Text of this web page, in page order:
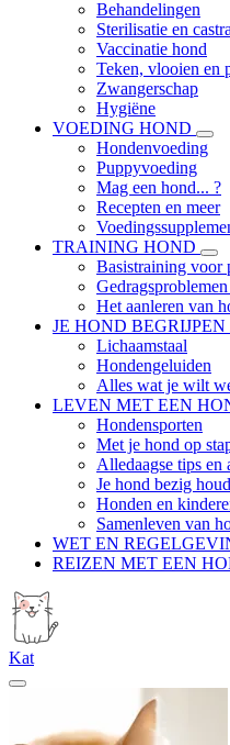
Behandelingen
Sterilisatie en
Vaccinatie hond
Teken, vlooien en
Zwangerschap
Hygiëne
VOEDING HOND
Hondenvoeding
Puppyvoeding
Mag een hond... ?
Recepten en meer
TRAINING HOND
Basistraining voor
Het aanleren van
JE HOND BEGRIJPEN
Lichaamstaal
Hondengeluiden
Alles wat je wilt
LEVEN MET EEN
Hondensporten
Met je hond op
Alledaagse tips en
Je hond bezig
Honden en
Samenleven van
WET EN
REIZEN MET EEN
Kat